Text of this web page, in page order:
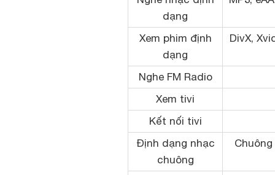
dạng
Xem phim định
dạng
DivX,
Nghe FM Radio
Xem tivi
Kết nối tivi
Định dạng nhạc
chuông
Chuông